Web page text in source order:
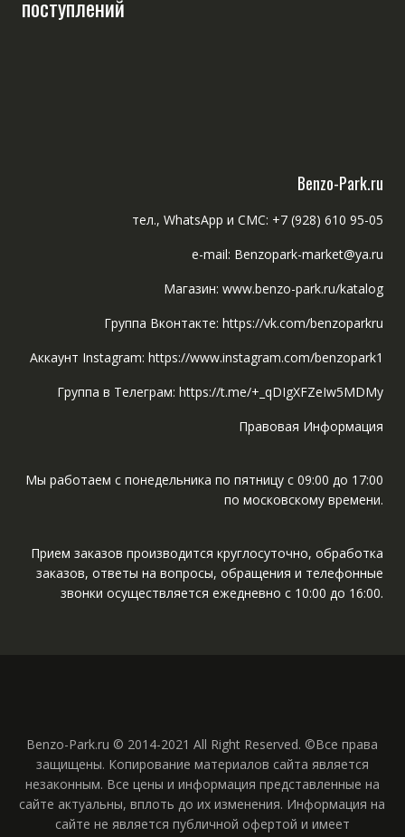
поступлений
Benzo-Park.ru
тел., WhatsApp и СМС: +7 (928) 610 95-05
e-mail: Benzopark-market@ya.ru
Магазин: www.benzo-park.ru/katalog
Группа Вконтакте: https://vk.com/benzoparkru
Аккаунт Instagram: https://www.instagram.com/benzopark1
Группа в Телеграм: https://t.me/+_qDIgXFZeIw5MDMy
Правовая Информация
Мы работаем с понедельника по пятницу с 09:00 до 17:00
по московскому времени.
Прием заказов производится круглосуточно, обработка
заказов, ответы на вопросы, обращения и телефонные
звонки осуществляется ежедневно с 10:00 до 16:00.
Benzo-Park.ru © 2014-2021 All Right Reserved. ©Все права
защищены. Копирование материалов сайта является
незаконным. Все цены и информация представленные на
сайте актуальны, вплоть до их изменения. Информация на
сайте не является публичной офертой и имеет